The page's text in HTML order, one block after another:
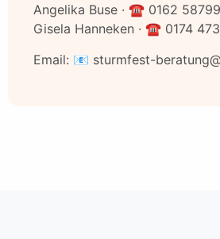
Angelika Buse · ☎️ 0162
Gisela Hanneken · ☎️ 0174
Email: 📧 sturmfest-